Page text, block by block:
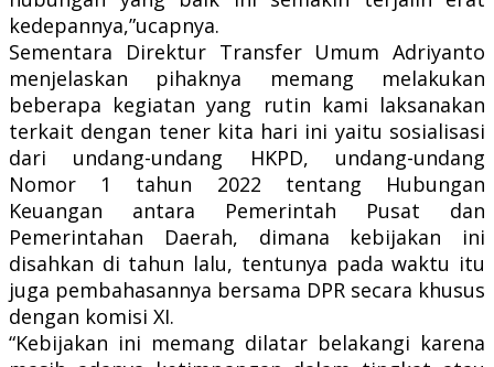
kedepannya,”ucapnya.
Sementara Direktur Transfer Umum Adriyanto
menjelaskan pihaknya memang melakukan
beberapa kegiatan yang rutin kami laksanakan
terkait dengan tener kita hari ini yaitu sosialisasi
dari undang-undang HKPD, undang-undang
Nomor 1 tahun 2022 tentang Hubungan
Keuangan antara Pemerintah Pusat dan
Pemerintahan Daerah, dimana kebijakan ini
disahkan di tahun lalu, tentunya pada waktu itu
juga pembahasannya bersama DPR secara khusus
dengan komisi XI.
“Kebijakan ini memang dilatar belakangi karena